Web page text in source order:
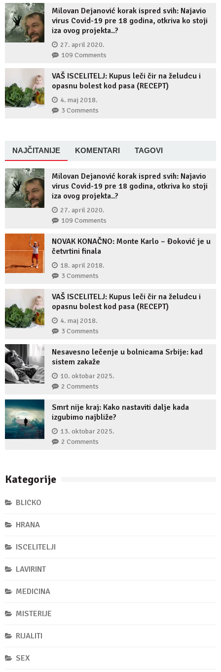
Milovan Dejanović korak ispred svih: Najavio
virus Covid-19 pre 18 godina, otkriva ko stoji
iza ovog projekta..?
27. april 2020.
109 Comments
VAŠ ISCELITELJ: Kupus leči čir na želudcu i
opasnu bolest kod pasa (RECEPT)
4. maj 2018.
3 Comments
NAJČITANIJE KOMENTARI TAGOVI
Milovan Dejanović korak ispred svih: Najavio
virus Covid-19 pre 18 godina, otkriva ko stoji
iza ovog projekta..?
27. april 2020.
109 Comments
NOVAK KONAČNO: Monte Karlo – Đoković je u
četvrtini finala
18. april 2018.
3 Comments
VAŠ ISCELITELJ: Kupus leči čir na želudcu i
opasnu bolest kod pasa (RECEPT)
4. maj 2018.
3 Comments
Nesavesno lečenje u bolnicama Srbije: kad
sistem zakaže
10. oktobar 2025.
2 Comments
Smrt nije kraj: Kako nastaviti dalje kada
izgubimo najbliže?
13. oktobar 2025.
2 Comments
Kategorije
BLICKO
HRANA
ISCELITELJI
LAVIRINT
MEDICINA
MISTERIJE
RIJALITI
SEX